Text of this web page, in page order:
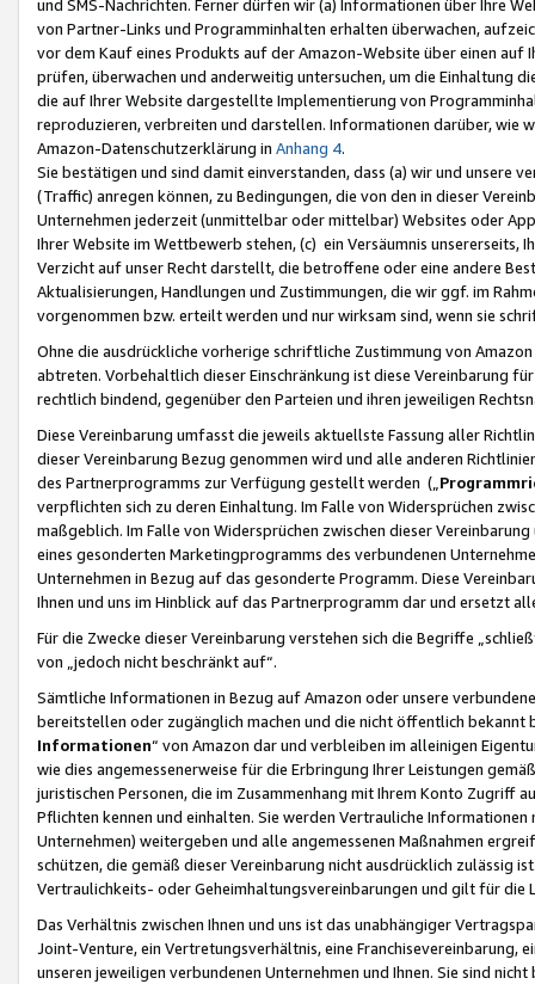
und SMS-Nachrichten. Ferner dürfen wir (a) Informationen über Ihre
von Partner-Links und Programminhalten erhalten überwachen,
vor dem Kauf eines Produkts auf der Amazon-Website über einen
prüfen, überwachen und anderweitig untersuchen, um die Einhaltung
die auf Ihrer Website dargestellte Implementierung von
reproduzieren, verbreiten und darstellen. Informationen darüber, wie
Amazon-Datenschutzerklärung in Anhang 4.
Sie bestätigen und sind damit einverstanden, dass (a) wir und
(Traffic) anregen können, zu Bedingungen, die von den in dieser
Unternehmen jederzeit (unmittelbar oder mittelbar) Websites oder
Ihrer Website im Wettbewerb stehen, (c) ein Versäumnis unsererseits,
Verzicht auf unser Recht darstellt, die betroffene oder eine andere
Aktualisierungen, Handlungen und Zustimmungen, die wir ggf. im
vorgenommen bzw. erteilt werden und nur wirksam sind, wenn sie
Ohne die ausdrückliche vorherige schriftliche Zustimmung von
abtreten. Vorbehaltlich dieser Einschränkung ist diese Vereinbarung
rechtlich bindend, gegenüber den Parteien und ihren jeweiligen
Diese Vereinbarung umfasst die jeweils aktuellste Fassung aller
dieser Vereinbarung Bezug genommen wird und alle anderen
des Partnerprogramms zur Verfügung gestellt werden („
verpflichten sich zu deren Einhaltung. Im Falle von Widersprüchen
maßgeblich. Im Falle von Widersprüchen zwischen dieser
eines gesonderten Marketingprogramms des verbundenen
Unternehmen in Bezug auf das gesonderte Programm. Diese
Ihnen und uns im Hinblick auf das Partnerprogramm dar und ersetzt
Für die Zwecke dieser Vereinbarung verstehen sich die Begriffe
von „jedoch nicht beschränkt auf“.
Sämtliche Informationen in Bezug auf Amazon oder unsere
bereitstellen oder zugänglich machen und die nicht öffentlich
Informationen“ von Amazon dar und verbleiben im alleinigen
wie dies angemessenerweise für die Erbringung Ihrer Leistungen
juristischen Personen, die im Zusammenhang mit Ihrem Konto
Pflichten kennen und einhalten. Sie werden Vertrauliche
Unternehmen) weitergeben und alle angemessenen Maßnahmen
schützen, die gemäß dieser Vereinbarung nicht ausdrücklich zulässig
Vertraulichkeits- oder Geheimhaltungsvereinbarungen und gilt für die
Das Verhältnis zwischen Ihnen und uns ist das unabhängiger
Joint-Venture, ein Vertretungsverhältnis, eine Franchisevereinbarung,
unseren jeweiligen verbundenen Unternehmen und Ihnen. Sie sind